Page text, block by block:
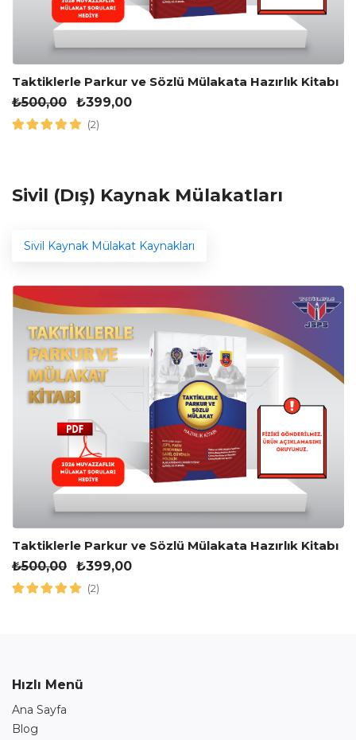
Taktiklerle Parkur ve Sözlü Mülakata Hazırlık Kitabı
₺500,00 ₺399,00
(2)
Sivil (Dış) Kaynak Mülakatları
Sivil Kaynak Mülakat Kaynakları
Taktiklerle Parkur ve Sözlü Mülakata Hazırlık Kitabı
₺500,00 ₺399,00
(2)
Hızlı Menü
Ana Sayfa
Blog